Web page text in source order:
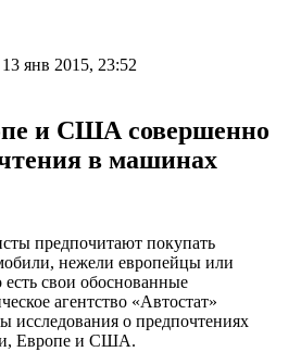
янв 2015, 23:52
и США совершенно
в машинах
предпочитают покупать
нежели европейцы или
свои обоснованные
агентство «Автостат»
исследования о предпочтениях
Европе и США.